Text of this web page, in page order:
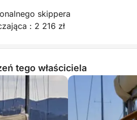
skippera
: 2 216 zł
tego właściciela